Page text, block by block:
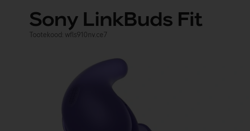
Sony LinkBuds Fit
Tootekood: wfls910nv.ce7